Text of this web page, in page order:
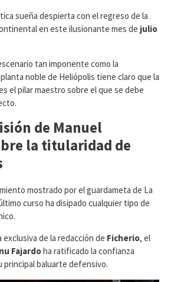
sueña despierta con el regreso de la
en este ilusionante mes de julio
tan imponente como la
noble de Heliópolis tiene claro que la
el pilar maestro sobre el que se debe
de Manuel
la titularidad de
mostrado por el guardameta de La
curso ha disipado cualquier tipo de
de la redacción de Ficherio, el
Fajardoha ratificado la confianza
principal baluarte defensivo.